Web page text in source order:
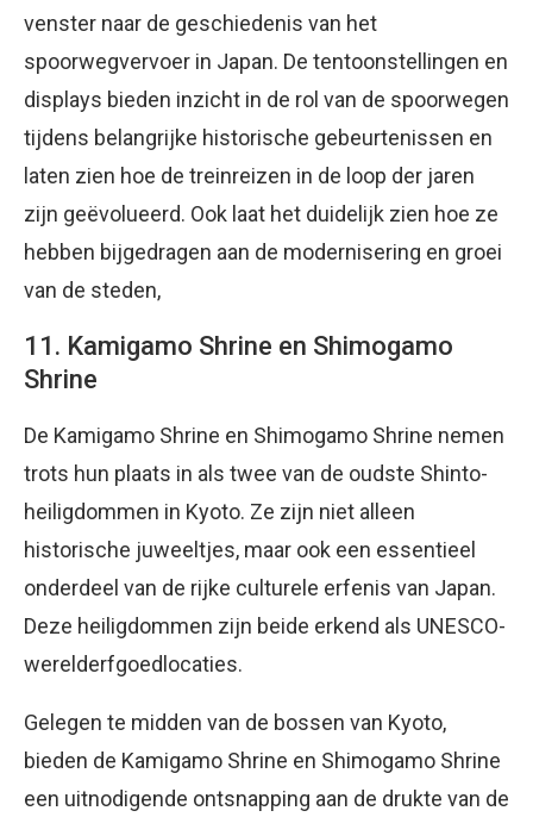
venster naar de geschiedenis van het
spoorwegvervoer in Japan. De tentoonstellingen en
displays bieden inzicht in de rol van de spoorwegen
tijdens belangrijke historische gebeurtenissen en
laten zien hoe de treinreizen in de loop der jaren
zijn geëvolueerd. Ook laat het duidelijk zien hoe ze
hebben bijgedragen aan de modernisering en groei
van de steden,
11. Kamigamo Shrine en Shimogamo
Shrine
De Kamigamo Shrine en Shimogamo Shrine nemen
trots hun plaats in als twee van de oudste Shinto-
heiligdommen in Kyoto. Ze zijn niet alleen
historische juweeltjes, maar ook een essentieel
onderdeel van de rijke culturele erfenis van Japan.
Deze heiligdommen zijn beide erkend als UNESCO-
werelderfgoedlocaties.
Gelegen te midden van de bossen van Kyoto,
bieden de Kamigamo Shrine en Shimogamo Shrine
een uitnodigende ontsnapping aan de drukte van de